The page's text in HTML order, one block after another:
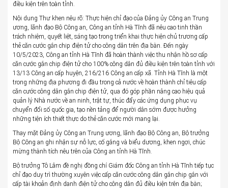
điều kiện trên toàn tỉnh.
Nội dung Thư khen nêu rõ: Thực hiện chỉ đạo của Đảng ủy Công an Trung
ương, lãnh đạo Bộ Công an, Công an tỉnh Hà Tĩnh đã nêu cao tinh thần
trách nhiệm, quyết liệt, sáng tạo trong triển khai thực hiện chủ trương cấp
thẻ căn cước gắn chip điện tử cho công dân trên địa bàn. Đến ngày
10/5/2023, Công an tỉnh Hà Tĩnh đã hoàn thành việc thu nhận hồ sơ cấp
căn cước gắn chip điện tử cho 100% công dân đủ điều kiện trên toàn tỉnh với
13/13 Công an cấp huyện, 216/216 Công an cấp xã. Tỉnh Hà Tĩnh là một
trong những địa phương đi đầu trong cả nước về hoàn thành chỉ tiêu cấp
căn cước công dân gắn chip điện tử, qua đó góp phần nâng cao hiệu quả
quản lý Nhà nước về an ninh, trật tự, thúc đẩy các ứng dụng phục vụ
chuyển đổi số quốc gia, tạo nền tảng để người dân sớm được hưởng
những tiện ích thiết thực do thẻ căn cước mới mang lại.
Thay mặt Đảng ủy Công an Trung ương, lãnh đạo Bộ Công an, Bộ trưởng
Bộ Công an ghi nhận sự nỗ lực, cố gắng và biểu dương, khen ngợi, chúc
mừng thành tích nêu trên của Công an tỉnh Hà Tĩnh.
Bộ trưởng Tô Lâm đề nghị đồng chí Giám đốc Công an tỉnh Hà Tĩnh tiếp tục
chỉ đạo duy trì thường xuyên việc cấp căn cước công dân gắn chip gắn với
cấp tài khoản định danh điện tử cho công dân đủ điều kiện trên địa bàn;